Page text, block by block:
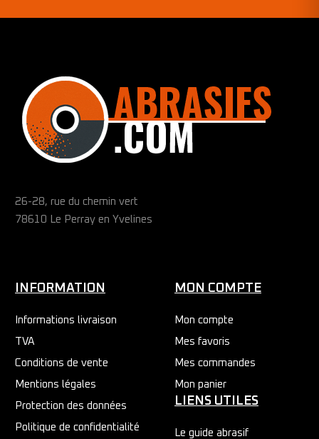
26-28, rue du chemin vert
78610 Le Perray en Yvelines
INFORMATION
Informations livraison
TVA
Conditions de vente
Mentions légales
Protection des données
Politique de confidentialité
MON COMPTE
Mon compte
Mes favoris
Mes commandes
Mon panier
LIENS UTILES
Le guide abrasif